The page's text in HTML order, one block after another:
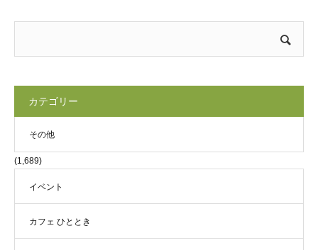
カテゴリー
その他
(1,689)
イベント
カフェ ひととき